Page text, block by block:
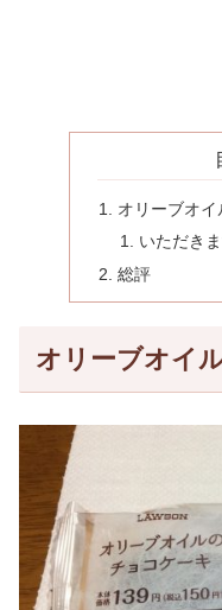
オリーブオ
いただき
総評
オリーブオイ